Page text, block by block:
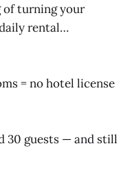
of turning your
rental…
= no hotel license
30 guests — and still